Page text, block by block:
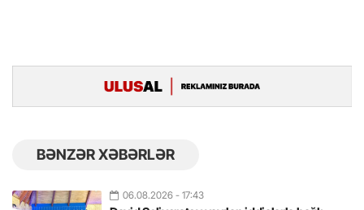
BƏNZƏR XƏBƏRLƏR
06.08.2026 - 17:43